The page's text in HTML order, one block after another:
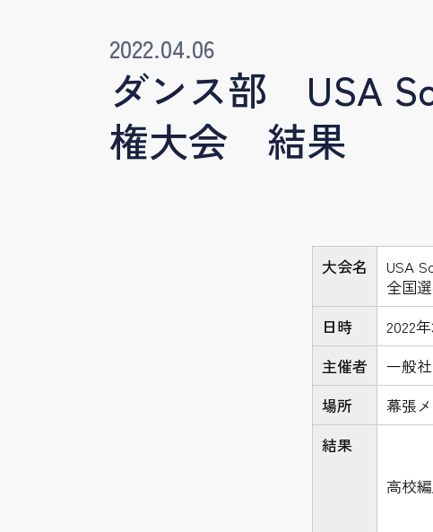
2022.04.06
ダンス部 USA
権大会 結果
大会名
USA
全国
日時
2022
主催者
一般
場所
幕張
結果
高校